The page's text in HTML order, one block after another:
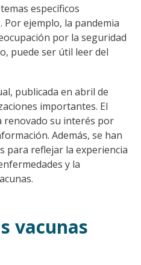
específicos
Por ejemplo, la pandemia
por la seguridad
puede ser útil leer del
publicada en abril de
importantes. El
renovado su interés por
Además, se han
para reflejar la experiencia
y la
vacunas